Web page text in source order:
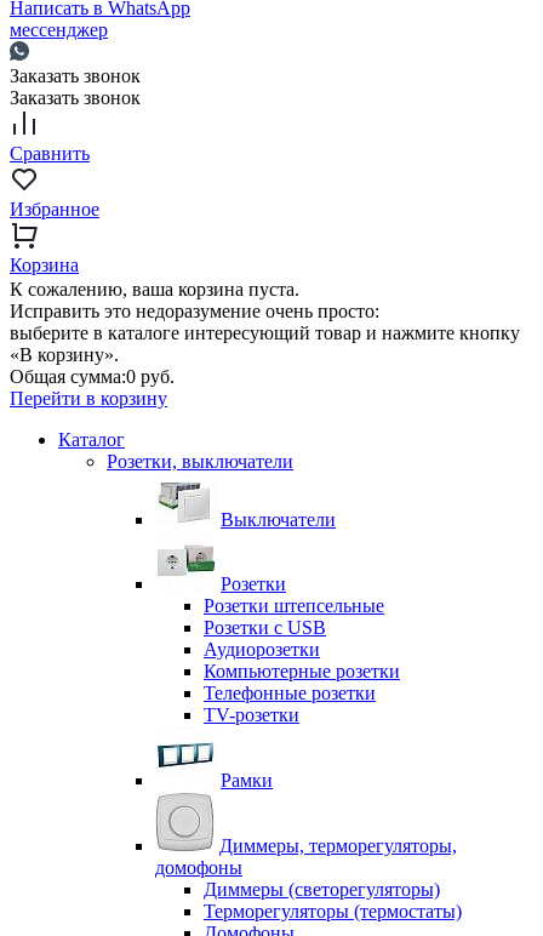
Написать в WhatsApp
мессенджер
Заказать звонок
Заказать звонок
Сравнить
Избранное
Корзина
К сожалению, ваша корзина пуста.
Исправить это недоразумение очень просто:
выберите в каталоге интересующий товар и нажмите кнопку
«В корзину».
Общая сумма:0 руб.
Перейти в корзину
Каталог
Розетки, выключатели
Выключатели
Розетки
Розетки штепсельные
Розетки с USB
Аудиорозетки
Компьютерные розетки
Телефонные розетки
TV-розетки
Рамки
Диммеры, терморегуляторы,
домофоны
Диммеры (светорегуляторы)
Терморегуляторы (термостаты)